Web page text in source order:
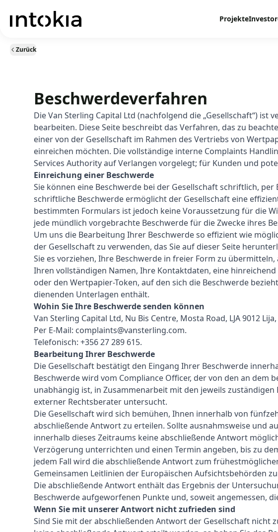
Projekte
Zurück
Beschwerdeverfahren
Die Van Sterling Capital Ltd (nachfolgend die „Gesellschaft“)
bearbeiten. Diese Seite beschreibt das Verfahren, das zu
einer von der Gesellschaft im Rahmen des Vertriebs von
einreichen möchten. Die vollständige interne Complaints
Services Authority auf Verlangen vorgelegt; für Kunden und
Einreichung einer Beschwerde
Sie können eine Beschwerde bei der Gesellschaft schriftlich,
schriftliche Beschwerde ermöglicht der Gesellschaft eine
bestimmten Formulars ist jedoch keine Voraussetzung für die
jede mündlich vorgebrachte Beschwerde für die Zwecke ihres
Um uns die Bearbeitung Ihrer Beschwerde so effizient wie
der Gesellschaft zu verwenden, das Sie auf dieser Seite
Sie es vorziehen, Ihre Beschwerde in freier Form zu
Ihren vollständigen Namen, Ihre Kontaktdaten, eine
oder den Wertpapier-Token, auf den sich die Beschwerde
dienenden Unterlagen enthält.
Wohin Sie Ihre Beschwerde senden können
Van Sterling Capital Ltd, Nu Bis Centre, Mosta Road, LJA 9012
Per E-Mail: complaints@vansterling.com.
Telefonisch: +356 27 289 615.
Bearbeitung Ihrer Beschwerde
Die Gesellschaft bestätigt den Eingang Ihrer Beschwerde
Beschwerde wird vom Compliance Officer, der von den an
unabhängig ist, in Zusammenarbeit mit den jeweils
externer Rechtsberater untersucht.
Die Gesellschaft wird sich bemühen, Ihnen innerhalb von
abschließende Antwort zu erteilen. Sollte ausnahmsweise und
innerhalb dieses Zeitraums keine abschließende Antwort
Verzögerung unterrichten und einen Termin angeben, bis zu
jedem Fall wird die abschließende Antwort zum
Gemeinsamen Leitlinien der Europäischen Aufsichtsbehörden
Die abschließende Antwort enthält das Ergebnis der
Beschwerde aufgeworfenen Punkte und, soweit angemessen,
Wenn Sie mit unserer Antwort nicht zufrieden sind
Sind Sie mit der abschließenden Antwort der Gesellschaft